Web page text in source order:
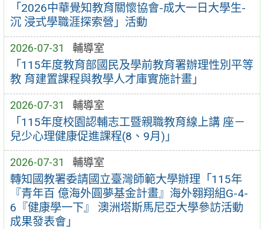
「2026中華覺知教育關懷協會-成大一日大學生-
沉 浸式學職涯探索營」活動
2026-07-31 輔導室
「115年度教育部國民及學前教育署辦理性別平等
教 育建置課程與教學人才庫實施計畫」
2026-07-31 輔導室
「115年度校園認輔志工暨親職教育線上講 座－
兒少心理健康促進課程(8、9月)」
2026-07-31 輔導室
轉知國教署委請國立臺灣師範大學辦理「115年
『青年百 億海外圓夢基金計畫』海外翱翔組G-4-
6『健康學一下』 澳洲塔斯馬尼亞大學參訪活動
成果發表會」